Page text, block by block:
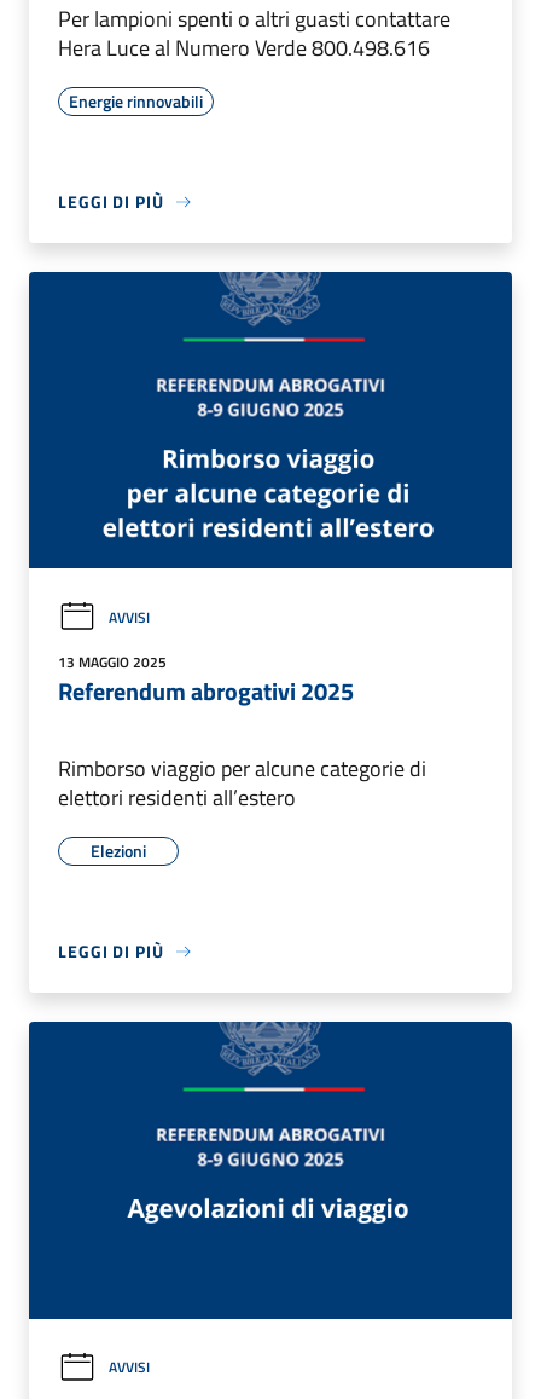
Per lampioni spenti o altri guasti contattare
Hera Luce al Numero Verde 800.498.616
Energie rinnovabili
LEGGI DI PIÙ
AVVISI
13 MAGGIO 2025
Referendum abrogativi 2025
Rimborso viaggio per alcune categorie di
elettori residenti all’estero
Elezioni
LEGGI DI PIÙ
AVVISI